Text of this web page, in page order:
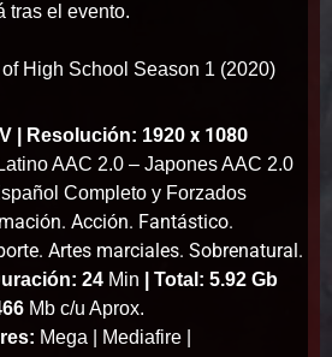
tras el evento.
High School Season 1 (2020)
| Resolución: 1920 x 1080
AAC 2.0 – Japones AAC 2.0
Completo y Forzados
Acción. Fantástico.
Artes marciales. Sobrenatural.
24 Min
Total: 5.92 Gb
Mb c/u Aprox.
Mega | Mediafire |